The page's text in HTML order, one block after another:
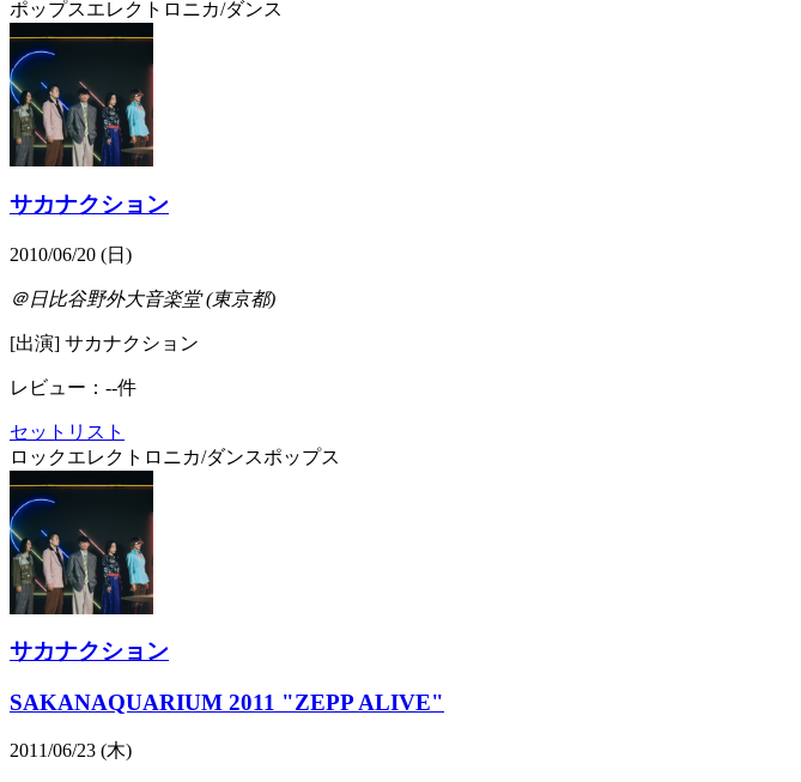
ポップスエレクトロニカ/ダンス
サカナクション
2010/06/20 (日)
＠日比谷野外大音楽堂 (東京都)
[出演] サカナクション
レビュー：--件
セットリスト
ロックエレクトロニカ/ダンスポップス
サカナクション
SAKANAQUARIUM 2011 "ZEPP ALIVE"
2011/06/23 (木)